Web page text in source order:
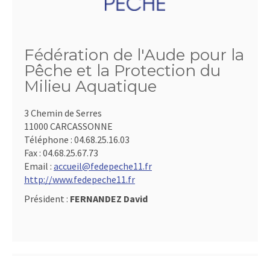
Fédération de l'Aude pour la
Pêche et la Protection du
Milieu Aquatique
3 Chemin de Serres
11000 CARCASSONNE
Téléphone : 04.68.25.16.03
Fax : 04.68.25.67.73
Email : accueil@fedepeche11.fr
http://www.fedepeche11.fr
Président : FERNANDEZ David